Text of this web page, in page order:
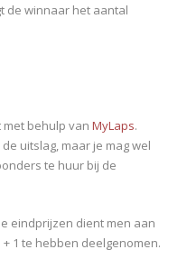
de winnaar het aantal
met behulp van MyLaps.
uitslag, maar je mag wel
te huur bij de
eindprijzen dient men aan
1 te hebben deelgenomen.